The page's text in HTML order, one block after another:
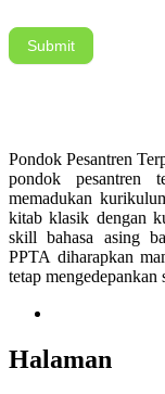
Submit
Pondok Pesantren
pondok
memadukan
kitab klasik dengan
skill bahasa asing
PPTA diharapkan
tetap mengedepankan
Halaman